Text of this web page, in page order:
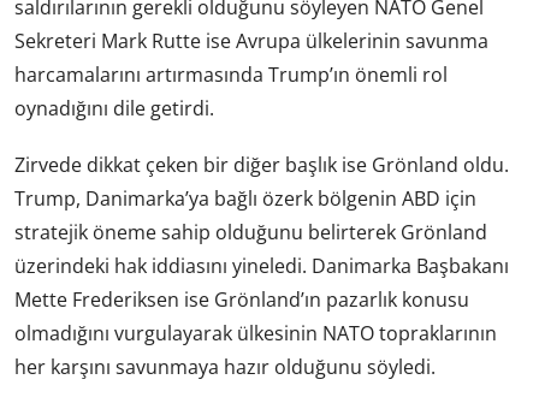
saldırılarının gerekli olduğunu söyleyen NATO Genel
Sekreteri Mark Rutte ise Avrupa ülkelerinin savunma
harcamalarını artırmasında Trump’ın önemli rol
oynadığını dile getirdi.
Zirvede dikkat çeken bir diğer başlık ise Grönland oldu.
Trump, Danimarka’ya bağlı özerk bölgenin ABD için
stratejik öneme sahip olduğunu belirterek Grönland
üzerindeki hak iddiasını yineledi. Danimarka Başbakanı
Mette Frederiksen ise Grönland’ın pazarlık konusu
olmadığını vurgulayarak ülkesinin NATO topraklarının
her karşını savunmaya hazır olduğunu söyledi.